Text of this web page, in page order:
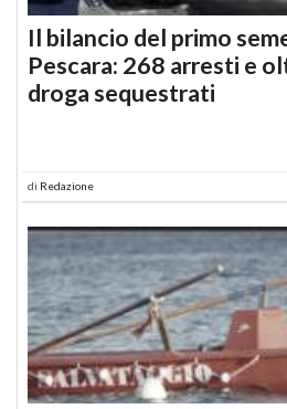
Il bilancio del primo
Pescara: 268 arresti e
droga sequestrati
di Redazione